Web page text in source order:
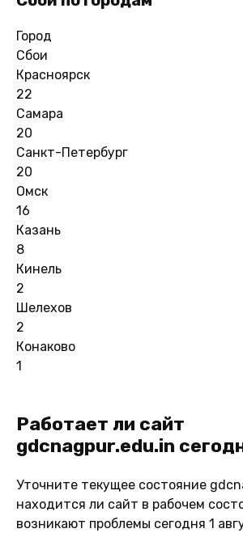
Город
Сбои
Красноярск
22
Самара
20
Санкт-Петербург
20
Омск
16
Казань
8
Кинель
2
Шелехов
2
Конаково
1
Работает ли сайт
gdcnagpur.edu.in
Уточните текущее состояние
находится ли сайт в рабочем
возникают проблемы сегодня 1